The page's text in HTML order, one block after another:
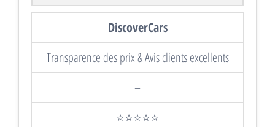
DiscoverCars
Transparence des prix & Avis clients excellents
–
⭐⭐⭐⭐⭐